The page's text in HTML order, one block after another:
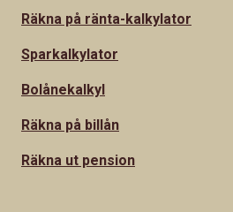
Räkna på ränta-kalkylator
Sparkalkylator
Bolånekalkyl
Räkna på billån
Räkna ut pension